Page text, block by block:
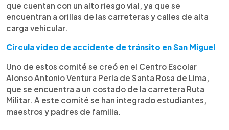
que cuentan con un alto riesgo vial, ya que se
encuentran a orillas de las carreteras y calles de alta
carga vehicular.
Circula video de accidente de tránsito en San Miguel
Uno de estos comité se creó en el Centro Escolar
Alonso Antonio Ventura Perla de Santa Rosa de Lima,
que se encuentra a un costado de la carretera Ruta
Militar. A este comité se han integrado estudiantes,
maestros y padres de familia.